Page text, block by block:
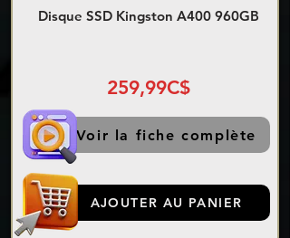
Disque SSD Kingston A400 960GB
259,99C$
Voir la fiche complète
AJOUTER AU PANIER